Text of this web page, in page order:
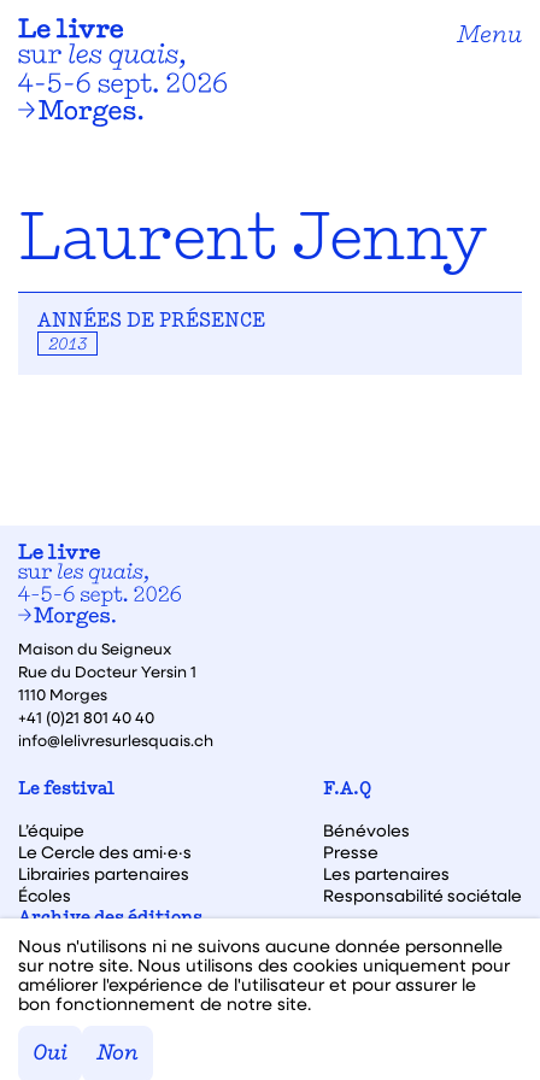
Menu
Laurent Jenny
ANNÉES DE PRÉSENCE
2013
Maison du Seigneux
Rue du Docteur Yersin 1
1110 Morges
+41 (0)21 801 40 40
info@lelivresurlesquais.ch
Le festival
L’équipe
Le Cercle des ami·e·s
Librairies partenaires
Écoles
F.A.Q
Bénévoles
Presse
Les partenaires
Responsabilité sociétale
Archive des éditions
Archive des autrices et auteurs
Facebook
Instagram
Linkedin
Youtube
Nous n'utilisons ni ne suivons aucune donnée personnelle
sur notre site. Nous utilisons des cookies uniquement pour
améliorer l'expérience de l'utilisateur et pour assurer le
bon fonctionnement de notre site.
Oui Non